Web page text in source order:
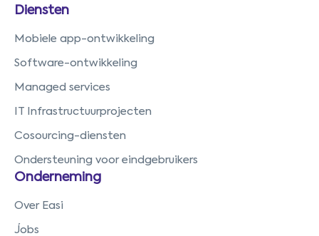
Diensten
Mobiele app-ontwikkeling
Software-ontwikkeling
Managed services
IT Infrastructuurprojecten
Cosourcing-diensten
Ondersteuning voor eindgebruikers
Onderneming
Over Easi
Jobs